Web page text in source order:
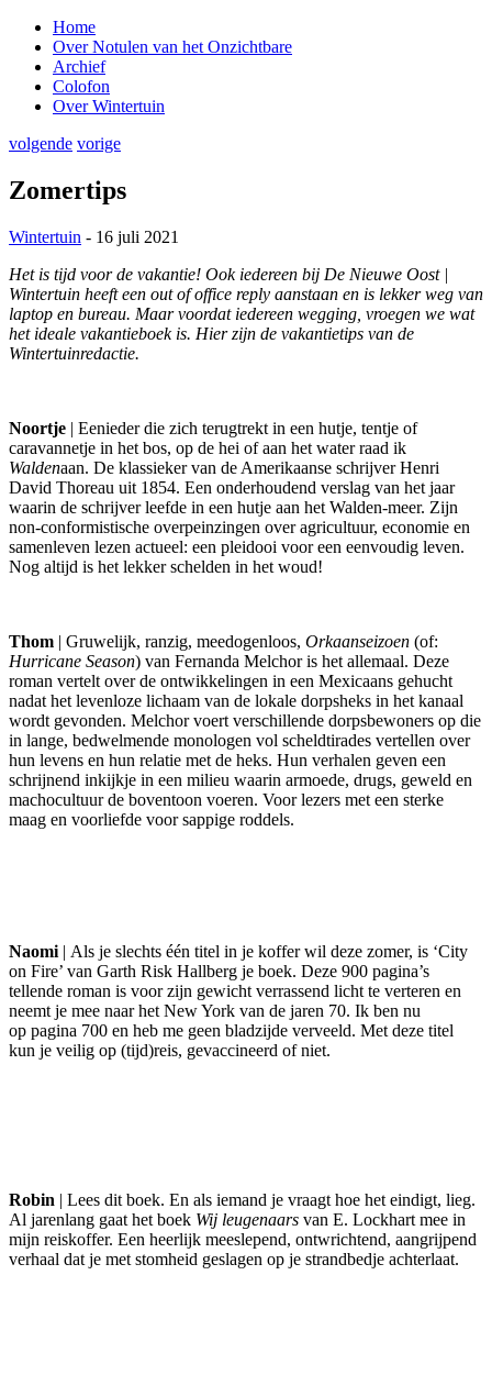
Home
Over Notulen van het Onzichtbare
Archief
Colofon
Over Wintertuin
volgende vorige
Zomertips
Wintertuin - 16 juli 2021
Het is tijd voor de vakantie! Ook iedereen bij De Nieuwe Oost |
Wintertuin heeft een out of office reply aanstaan en is lekker weg van
laptop en bureau. Maar voordat iedereen wegging, vroegen we wat
het ideale vakantieboek is. Hier zijn de vakantietips van de
Wintertuinredactie.
Noortje | Eenieder die zich terugtrekt in een hutje, tentje of
caravannetje in het bos, op de hei of aan het water raad ik
Waldenaan. De klassieker van de Amerikaanse schrijver Henri
David Thoreau uit 1854. Een onderhoudend verslag van het jaar
waarin de schrijver leefde in een hutje aan het Walden-meer. Zijn
non-conformistische overpeinzingen over agricultuur, economie en
samenleven lezen actueel: een pleidooi voor een eenvoudig leven.
Nog altijd is het lekker schelden in het woud!
Thom | Gruwelijk, ranzig, meedogenloos, Orkaanseizoen (of:
Hurricane Season) van Fernanda Melchor is het allemaal. Deze
roman vertelt over de ontwikkelingen in een Mexicaans gehucht
nadat het levenloze lichaam van de lokale dorpsheks in het kanaal
wordt gevonden. Melchor voert verschillende dorpsbewoners op die
in lange, bedwelmende monologen vol scheldtirades vertellen over
hun levens en hun relatie met de heks. Hun verhalen geven een
schrijnend inkijkje in een milieu waarin armoede, drugs, geweld en
machocultuur de boventoon voeren. Voor lezers met een sterke
maag en voorliefde voor sappige roddels.
Naomi | Als je slechts één titel in je koffer wil deze zomer, is ‘City
on Fire’ van Garth Risk Hallberg je boek. Deze 900 pagina’s
tellende roman is voor zijn gewicht verrassend licht te verteren en
neemt je mee naar het New York van de jaren 70. Ik ben nu
op pagina 700 en heb me geen bladzijde verveeld. Met deze titel
kun je veilig op (tijd)reis, gevaccineerd of niet.
Robin | Lees dit boek. En als iemand je vraagt hoe het eindigt, lieg.
Al jarenlang gaat het boek Wij leugenaars van E. Lockhart mee in
mijn reiskoffer. Een heerlijk meeslepend, ontwrichtend, aangrijpend
verhaal dat je met stomheid geslagen op je strandbedje achterlaat.